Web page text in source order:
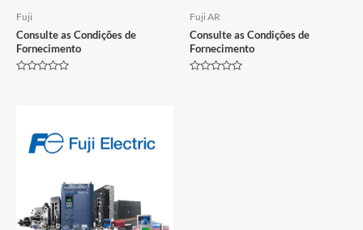
Fuji
Consulte as Condições de
Fornecimento
Fuji AR
Consulte as Condições de
Fornecimento